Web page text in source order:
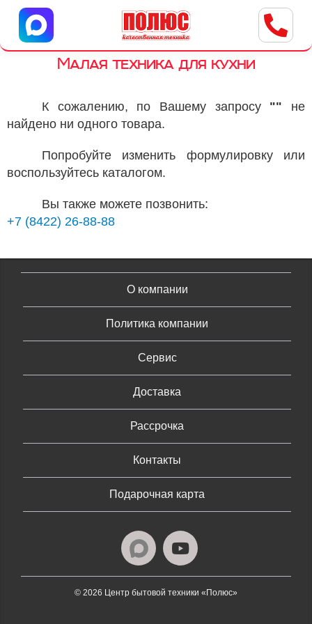
Центр бытовой техники
г. Ульяновск, ул. Пушкарева, 8a
Малая техника для кухни
К сожалению, по Вашему запросу "" не
найдено ни одного товара.
Попробуйте изменить формулировку или
воспользуйтесь каталогом.
Вы также можете позвонить:
+7 (8422) 26-88-88
О компании
Политика компании
Сервис
Доставка
Рассрочка
Контакты
Подарочная карта
© 2026 Центр бытовой техники «Полюс»